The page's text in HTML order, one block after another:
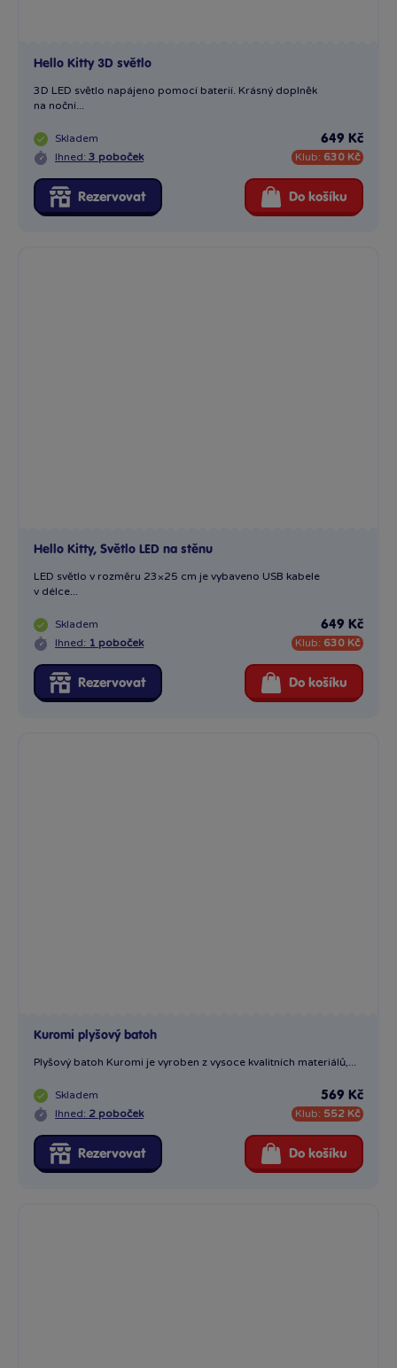
Hello Kitty 3D světlo
3D LED světlo napájeno pomocí baterií. Krásný doplněk
na noční...
Skladem
Ihned: 3 poboček
649 Kč
Klub: 630 Kč
Rezervovat Do košíku
Hello Kitty, Světlo LED na stěnu
LED světlo v rozměru 23×25 cm je vybaveno USB kabele
v délce...
Skladem
Ihned: 1 poboček
649 Kč
Klub: 630 Kč
Rezervovat Do košíku
Kuromi plyšový batoh
Plyšový batoh Kuromi je vyroben z vysoce kvalitních materiálů,...
Skladem
Ihned: 2 poboček
569 Kč
Klub: 552 Kč
Rezervovat Do košíku